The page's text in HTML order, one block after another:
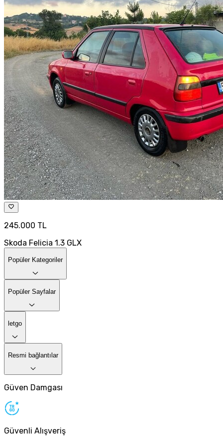
245.000 TL
Skoda Felicia 1.3 GLX
Popüler Kategoriler
Popüler Sayfalar
letgo
Resmi bağlantılar
Güven Damgası
Güvenli Alışveriş